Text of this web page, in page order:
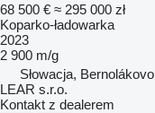
68 500 € ≈ 295 000 zł
Koparko-ładowarka
2023
2 900 m/g
Słowacja, Bernolákovo
LEAR s.r.o.
Kontakt z dealerem